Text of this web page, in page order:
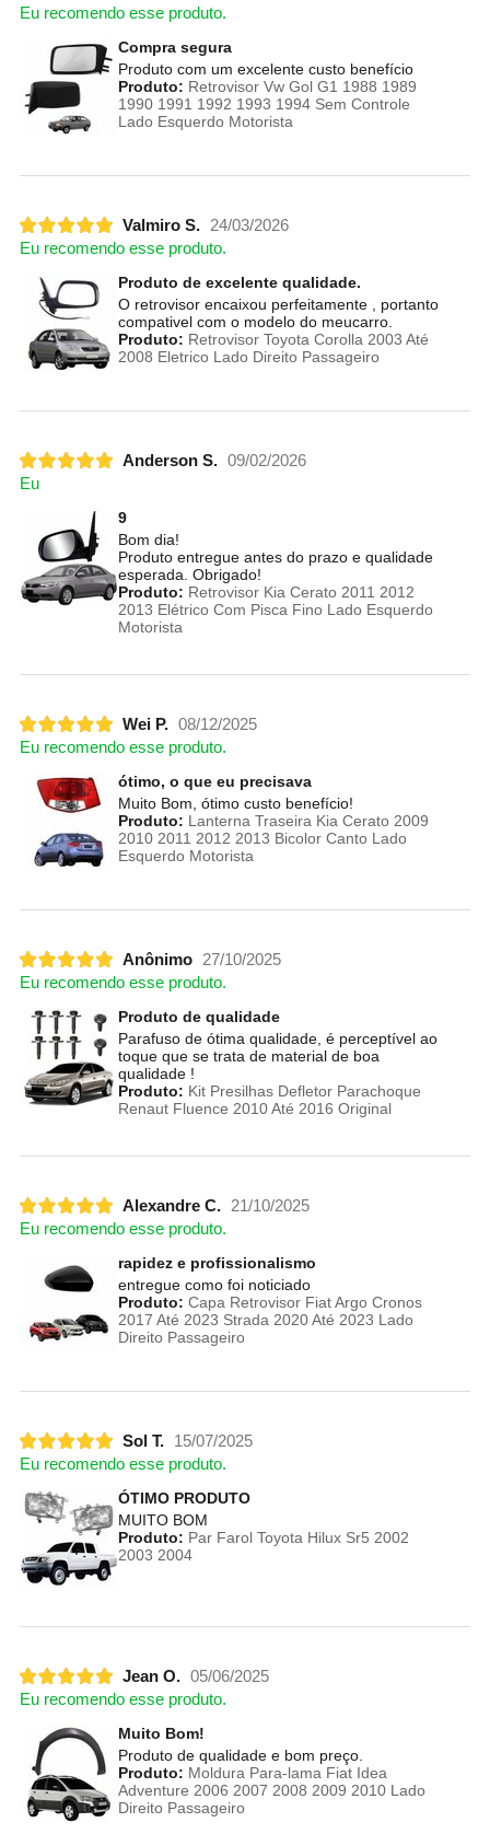
Eu recomendo esse produto.
Compra segura
Produto com um excelente custo benefício
Produto: Retrovisor Vw Gol G1 1988 1989
1990 1991 1992 1993 1994 Sem Controle
Lado Esquerdo Motorista
Valmiro S.
24/03/2026
Eu recomendo esse produto.
Produto de excelente qualidade.
O retrovisor encaixou perfeitamente , portanto
compativel com o modelo do meucarro.
Produto: Retrovisor Toyota Corolla 2003 Até
2008 Eletrico Lado Direito Passageiro
Anderson S. 09/02/2026
Eu
9
Bom dia!
Produto entregue antes do prazo e qualidade
esperada. Obrigado!
Produto: Retrovisor Kia Cerato 2011 2012
2013 Elétrico Com Pisca Fino Lado Esquerdo
Motorista
Wei P. 08/12/2025
Eu recomendo esse produto.
ótimo, o que eu precisava
Muito Bom, ótimo custo benefício!
Produto: Lanterna Traseira Kia Cerato 2009
2010 2011 2012 2013 Bicolor Canto Lado
Esquerdo Motorista
Anônimo
27/10/2025
Eu recomendo esse produto.
Produto de qualidade
Parafuso de ótima qualidade, é perceptível ao
toque que se trata de material de boa
qualidade !
Produto: Kit Presilhas Defletor Parachoque
Renaut Fluence 2010 Até 2016 Original
Alexandre C.
21/10/2025
Eu recomendo esse produto.
rapidez e profissionalismo
entregue como foi noticiado
Produto: Capa Retrovisor Fiat Argo Cronos
2017 Até 2023 Strada 2020 Até 2023 Lado
Direito Passageiro
Sol T.
15/07/2025
Eu recomendo esse produto.
ÓTIMO PRODUTO
MUITO BOM
Produto: Par Farol Toyota Hilux Sr5 2002
2003 2004
Jean O. 05/06/2025
Eu recomendo esse produto.
Muito Bom!
Produto de qualidade e bom preço.
Produto: Moldura Para-lama Fiat Idea
Adventure 2006 2007 2008 2009 2010 Lado
Direito Passageiro